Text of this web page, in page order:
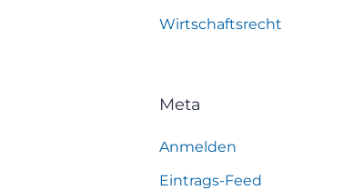
Wirtschaftsrecht
Meta
Anmelden
Eintrags-Feed